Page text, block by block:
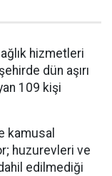
hizmetleri
dün aşırı
109 kişi
kamusal
huzurevleri ve
edilmediği